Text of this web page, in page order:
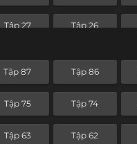
Tập 27 Tập 26
Tập 87 Tập 86
Tập 75 Tập 74
Tập 63 Tập 62